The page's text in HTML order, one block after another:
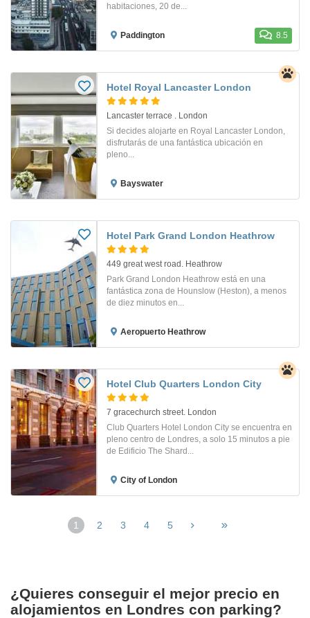
habitaciones, 20 de...
Paddington 8.5
Hotel Royal Lancaster London
Lancaster terrace . London
Si decides alojarte en Royal Lancaster London,
disfrutarás de una fantástica ubicación en
pleno...
Bayswater
Hotel Park Grand London Heathrow
449 great west road. Heathrow
Park Grand London Heathrow está en una
fantástica zona de Hounslow (Heston), a menos
de diez minutos en...
Aeropuerto Heathrow
Hotel Club Quarters London City
7 gracechurch street. London
Club Quarters Hotel London City se encuentra en
pleno centro de Londres, a solo 15 minutos a pie
de Edificio The Shard...
City of London
1 2 3 4 5
¿Quieres conseguir el mejor precio en
alojamientos en Londres con parking?